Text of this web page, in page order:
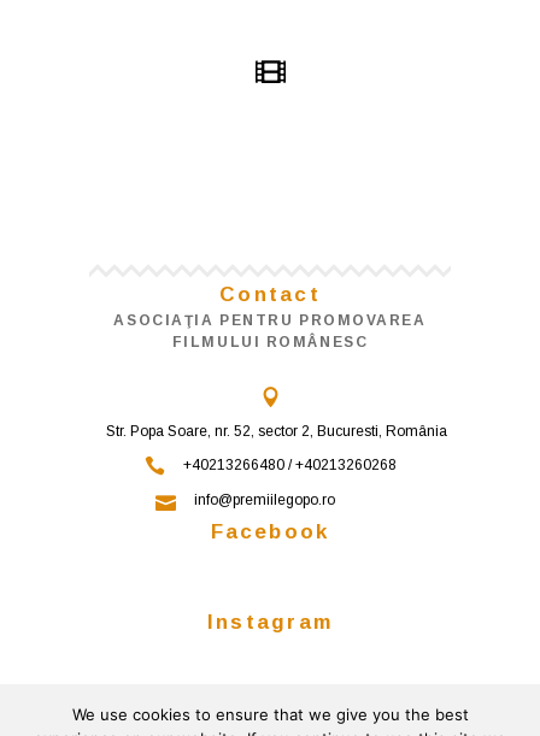
Contact
ASOCIAŢIA PENTRU PROMOVAREA
FILMULUI ROMÂNESC
Str. Popa Soare, nr. 52, sector 2, Bucuresti, România
+40213266480 / +40213260268
info@premiilegopo.ro
Facebook
Instagram
Follow on Instagram
We use cookies to ensure that we give you the best